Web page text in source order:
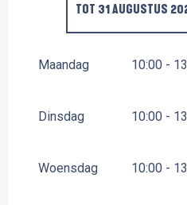
TOT 31 AUGUSTUS
Maandag 10:00 -
Dinsdag 10:00 -
Woensdag 10:00 -